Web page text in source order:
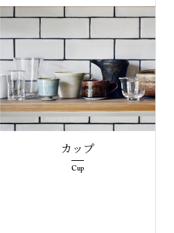
カップ
Cup